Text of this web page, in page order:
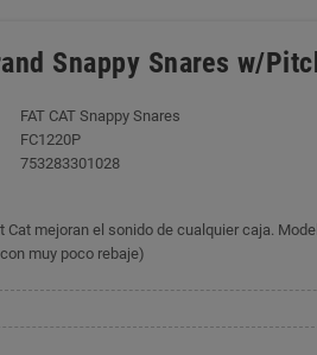
Snappy Snares w/
FAT CAT Snappy Snares
FC1220P
753283301028
Cat mejoran el sonido de cualquier caja.
muy poco rebaje)